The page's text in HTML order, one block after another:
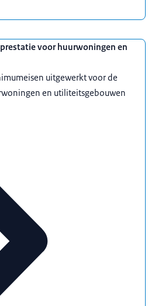
voor huurwoningen en
uitgewerkt voor de
en utiliteitsgebouwen